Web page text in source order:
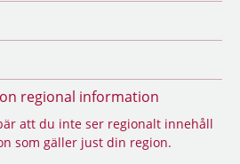
regional information
att du inte ser regionalt innehåll
som gäller just din region.